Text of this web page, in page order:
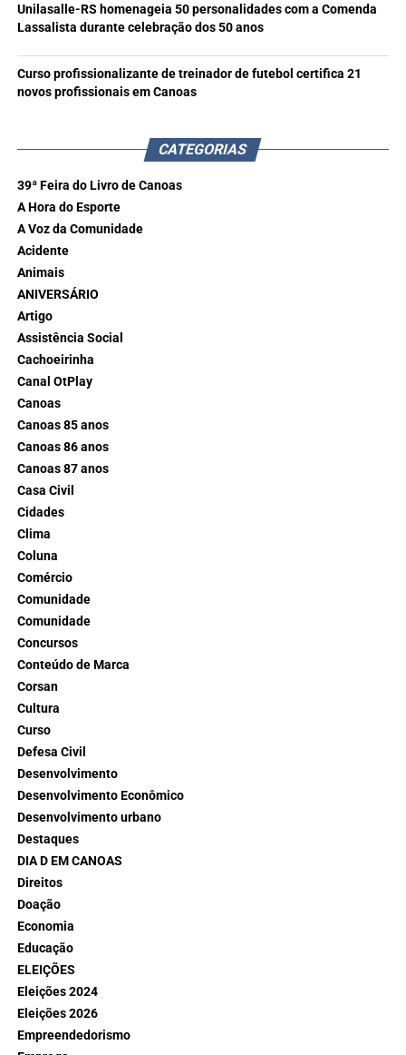
Unilasalle-RS homenageia 50 personalidades com a Comenda
Lassalista durante celebração dos 50 anos
Curso profissionalizante de treinador de futebol certifica 21
novos profissionais em Canoas
CATEGORIAS
39ª Feira do Livro de Canoas
A Hora do Esporte
A Voz da Comunidade
Acidente
Animais
ANIVERSÁRIO
Artigo
Assistência Social
Cachoeirinha
Canal OtPlay
Canoas
Canoas 85 anos
Canoas 86 anos
Canoas 87 anos
Casa Civil
Cidades
Clima
Coluna
Comércio
Comunidade
Comunidade
Concursos
Conteúdo de Marca
Corsan
Cultura
Curso
Defesa Civil
Desenvolvimento
Desenvolvimento Econômico
Desenvolvimento urbano
Destaques
DIA D EM CANOAS
Direitos
Doação
Economia
Educação
ELEIÇÕES
Eleições 2024
Eleições 2026
Empreendedorismo